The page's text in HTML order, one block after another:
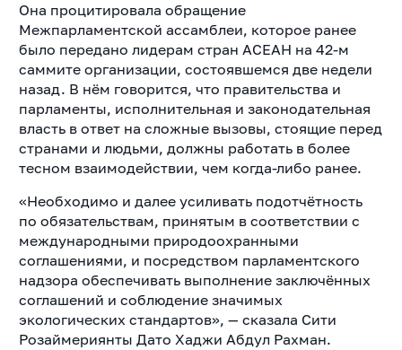
Она процитировала обращение
Межпарламентской ассамблеи, которое ранее
было передано лидерам стран АСЕАН на 42-м
саммите организации, состоявшемся две недели
назад. В нём говорится, что правительства и
парламенты, исполнительная и законодательная
власть в ответ на сложные вызовы, стоящие перед
странами и людьми, должны работать в более
тесном взаимодействии, чем когда-либо ранее.
«Необходимо и далее усиливать подотчётность
по обязательствам, принятым в соответствии с
международными природоохранными
соглашениями, и посредством парламентского
надзора обеспечивать выполнение заключённых
соглашений и соблюдение значимых
экологических стандартов», — сказала Сити
Розаймериянты Дато Хаджи Абдул Рахман.